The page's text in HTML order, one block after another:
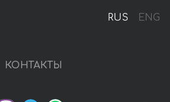
RUS ENG
КОНТАКТЫ